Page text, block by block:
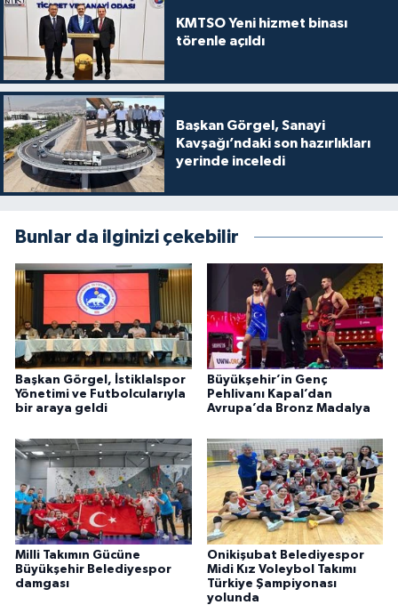
KMTSO Yeni hizmet binası
törenle açıldı
Başkan Görgel, Sanayi
Kavşağı’ndaki son hazırlıkları
yerinde inceledi
Bunlar da ilginizi çekebilir
Başkan Görgel, İstiklalspor
Yönetimi ve Futbolcularıyla
bir araya geldi
Büyükşehir’in Genç
Pehlivanı Kapal’dan
Avrupa’da Bronz Madalya
Milli Takımın Gücüne
Büyükşehir Belediyespor
damgası
Onikişubat Belediyespor
Midi Kız Voleybol Takımı
Türkiye Şampiyonası
yolunda